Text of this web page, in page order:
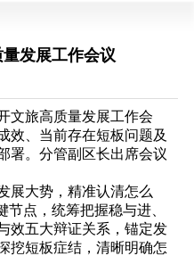
发展工作会议
文旅高质量发展工作会
效、当前存在短板问题及
署。分管副区长出席会议
展大势，精准认清怎么
节点，统筹把握稳与进、
效五大辩证关系，锚定发
挖短板症结，清晰明确怎